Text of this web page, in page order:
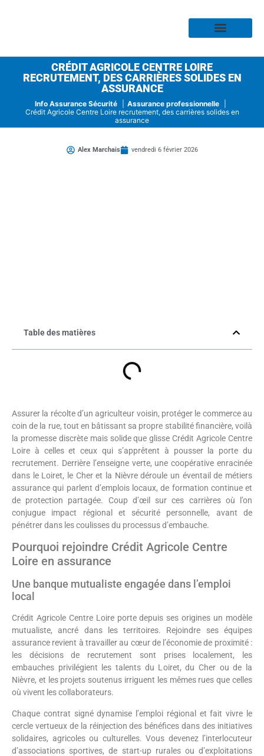
CRÉDIT AGRICOLE CENTRE LOIRE
RECRUTEMENT, DES CARRIÈRES SOLIDES EN
ASSURANCE
Info Assurance Sécurité
Assurance professionnelle
Crédit Agricole Centre Loire recrutement, des carrières solides en
assurance
Alex Marchais vendredi 6 février 2026
Table des matières
Assurer la récolte d’un agriculteur voisin, protéger le commerce au
coin de la rue, tout en bâtissant sa propre stabilité financière, voilà
la promesse discrète mais solide que glisse Crédit Agricole Centre
Loire à celles et ceux qui s’apprêtent à pousser la porte du
recrutement. Derrière l’enseigne verte, une coopérative enracinée
dans le Loiret, le Cher et la Nièvre déroule un éventail de métiers
assurance qui parlent d’emplois locaux, de formation continue et
de protection partagée. Coup d’œil sur ces carrières où l’on
conjugue impact régional et sécurité personnelle, avant de
pénétrer dans les coulisses du processus d’embauche.
Pourquoi rejoindre Crédit Agricole Centre
Loire en assurance
Une banque mutualiste engagée dans l’emploi
local
Crédit Agricole Centre Loire porte depuis ses origines un modèle
mutualiste, ancré dans les territoires. Rejoindre ses équipes
assurance revient à travailler au cœur de l’économie de proximité :
les décisions de recrutement sont prises localement, les
embauches privilégient les talents du Loiret, du Cher ou de la
Nièvre, et les projets soutenus irriguent les mêmes rues que celles
où vivent les collaborateurs.
Chaque contrat signé dynamise l’emploi régional et fait vivre le
cercle vertueux de la réinjection des bénéfices dans des initiatives
solidaires, agricoles ou culturelles. Vous devenez l’interlocuteur
d’associations sportives, de start-up rurales ou d’exploitations